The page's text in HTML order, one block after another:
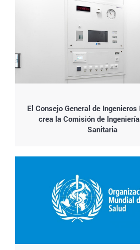
El Consejo General de
crea la Comisión de
Sanitaria